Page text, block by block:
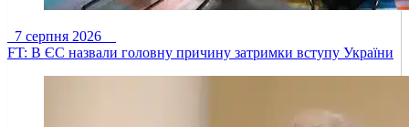
7 серпня 2026
FT: В ЄС назвали головну причину затримки вступу України